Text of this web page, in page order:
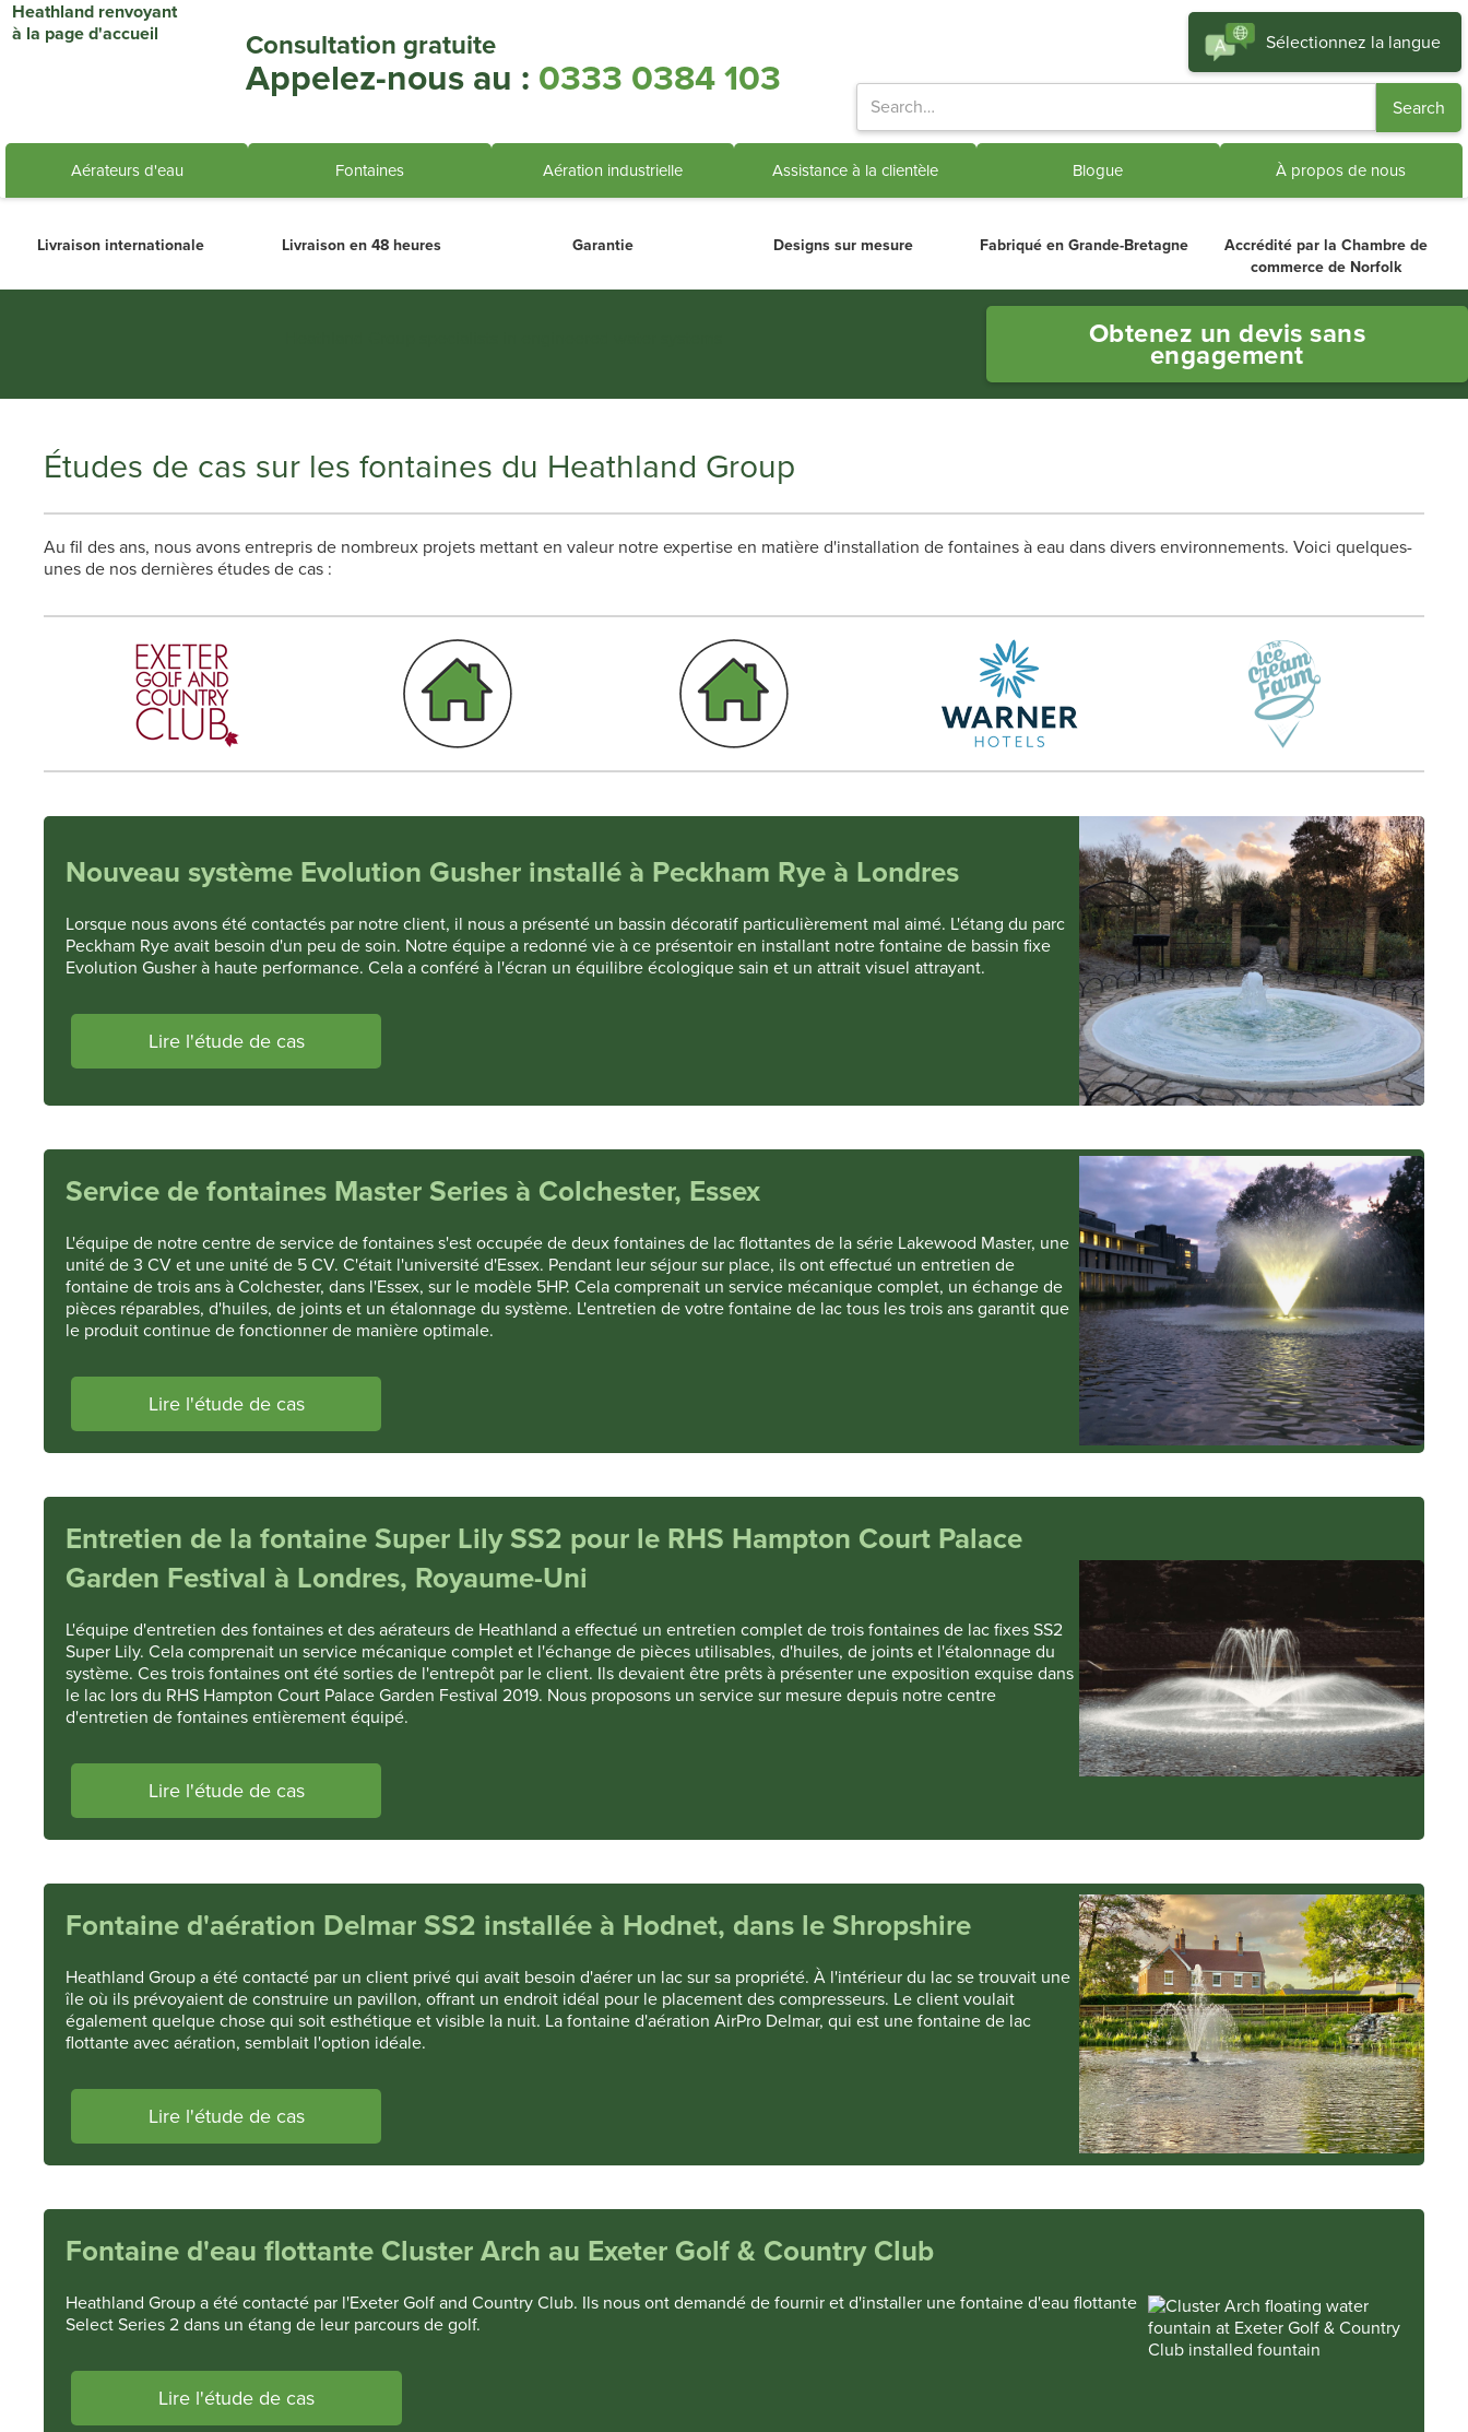
Consultation gratuite
Appelez-nous au : 0333 0384 103
Sélectionnez la langue
Aérateurs d'eau Fontaines Aération industrielle Assistance à la clientèle Blogue À propos de nous
Livraison internationale Livraison en 48 heures Garantie Designs sur mesure Fabriqué en Grande-Bretagne
Accrédité par la Chambre de
commerce de Norfolk
Obtenez un devis sans
engagement
Études de cas sur les fontaines du Heathland Group
Au fil des ans, nous avons entrepris de nombreux projets mettant en valeur notre expertise en matière d'installation de fontaines à eau dans divers environnements. Voici quelques-
unes de nos dernières études de cas :
Nouveau système Evolution Gusher installé à Peckham Rye à Londres
Lorsque nous avons été contactés par notre client, il nous a présenté un bassin décoratif particulièrement mal aimé. L'étang du parc
Peckham Rye avait besoin d'un peu de soin. Notre équipe a redonné vie à ce présentoir en installant notre fontaine de bassin fixe
Evolution Gusher à haute performance. Cela a conféré à l'écran un équilibre écologique sain et un attrait visuel attrayant.
Lire l'étude de cas
Service de fontaines Master Series à Colchester, Essex
L'équipe de notre centre de service de fontaines s'est occupée de deux fontaines de lac flottantes de la série Lakewood Master, une
unité de 3 CV et une unité de 5 CV. C'était l'université d'Essex. Pendant leur séjour sur place, ils ont effectué un entretien de
fontaine de trois ans à Colchester, dans l'Essex, sur le modèle 5HP. Cela comprenait un service mécanique complet, un échange de
pièces réparables, d'huiles, de joints et un étalonnage du système. L'entretien de votre fontaine de lac tous les trois ans garantit que
le produit continue de fonctionner de manière optimale.
Lire l'étude de cas
Entretien de la fontaine Super Lily SS2 pour le RHS Hampton Court Palace
Garden Festival à Londres, Royaume-Uni
L'équipe d'entretien des fontaines et des aérateurs de Heathland a effectué un entretien complet de trois fontaines de lac fixes SS2
Super Lily. Cela comprenait un service mécanique complet et l'échange de pièces utilisables, d'huiles, de joints et l'étalonnage du
système. Ces trois fontaines ont été sorties de l'entrepôt par le client. Ils devaient être prêts à présenter une exposition exquise dans
le lac lors du RHS Hampton Court Palace Garden Festival 2019. Nous proposons un service sur mesure depuis notre centre
d'entretien de fontaines entièrement équipé.
Lire l'étude de cas
Fontaine d'aération Delmar SS2 installée à Hodnet, dans le Shropshire
Heathland Group a été contacté par un client privé qui avait besoin d'aérer un lac sur sa propriété. À l'intérieur du lac se trouvait une
île où ils prévoyaient de construire un pavillon, offrant un endroit idéal pour le placement des compresseurs. Le client voulait
également quelque chose qui soit esthétique et visible la nuit. La fontaine d'aération AirPro Delmar, qui est une fontaine de lac
flottante avec aération, semblait l'option idéale.
Lire l'étude de cas
Fontaine d'eau flottante Cluster Arch au Exeter Golf & Country Club
Heathland Group a été contacté par l'Exeter Golf and Country Club. Ils nous ont demandé de fournir et d'installer une fontaine d'eau flottante
Select Series 2 dans un étang de leur parcours de golf.
Lire l'étude de cas